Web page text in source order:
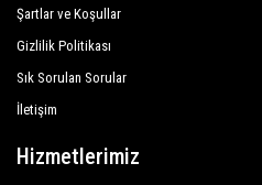
Antalya şehrinde mükemmel
Müşterimize Kalkan
en üst düzeyde samimiyet
Şartlar ve Koşullar
Gizlilik Politikası
Sık Sorulan Sorular
İletişim
Hizmetlerimiz